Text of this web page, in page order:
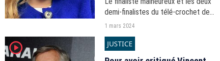
demi-finalistes du télé-crochet de
TF1 ont dévoilé leurs titres
vendredi 1er mars.
1 mars 2024
player2 JUSTICE